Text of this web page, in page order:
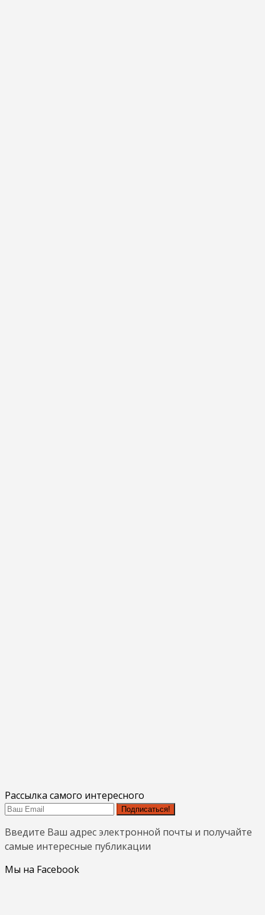
Рассылка самого интересного
Подписаться!
Введите Ваш адрес электронной почты и получайте
самые интересные публикации
Мы на Facebook